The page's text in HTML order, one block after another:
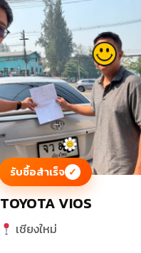
รับซื้อสำเร็จ ✓
TOYOTA VIOS
เชียงใหม่